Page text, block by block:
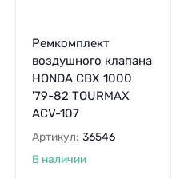
Ремкомплект
воздушного клапана
HONDA CBX 1000
'79-82 TOURMAX
ACV-107
Артикул: 36546
В наличии